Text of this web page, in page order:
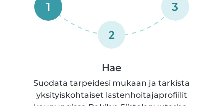
1
2
3
Hae
Suodata tarpeidesi mukaan ja tarkista
yksityiskohtaiset lastenhoitajaprofiilit